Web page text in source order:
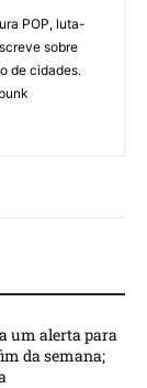
POP, luta-
sobre
de cidades.
um alerta para
da semana;